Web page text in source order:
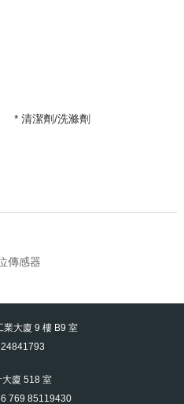
* 清潔劑/洗滌劑
傳感器
業大廈 9 樓 B9 室
廈 518 室
769 85119430